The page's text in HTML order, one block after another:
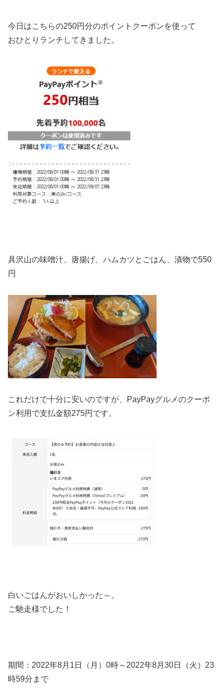
今日はこちらの250円分のポイントクーポンを使って
おひとりランチしてきました。
具沢山の味噌汁、唐揚げ、ハムカツとごはん、漬物で550
円
これだけで十分に安いのですが、
PayPayグルメのクーポ
ン利用で支払金額275円です。
白いごはんがおいしかった～。
ご馳走様でした！
期間：2022年8月1日（月）0時～2022年8月30日（火）23
時59分まで